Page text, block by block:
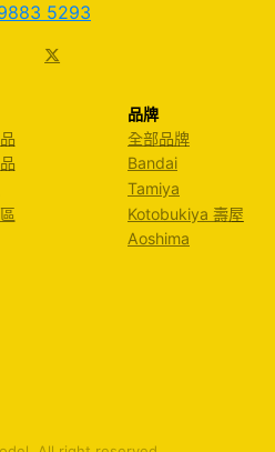
5293
品牌
全部品牌
Bandai
Tamiya
Kotobukiya 壽屋
Aoshima